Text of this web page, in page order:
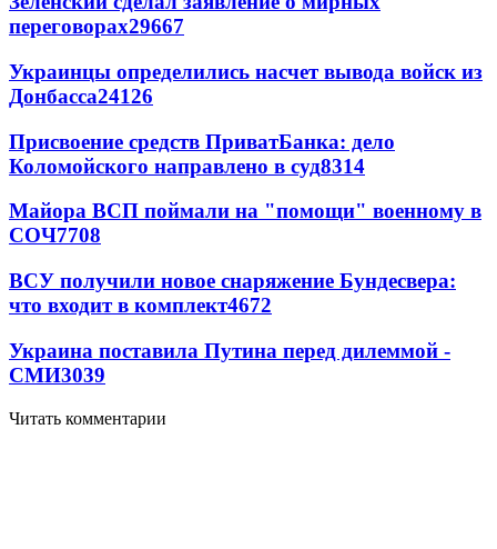
переговорах29667
Украинцы определились насчет вывода войск из
Донбасса24126
Присвоение средств ПриватБанка: дело
Коломойского направлено в суд8314
Майора ВСП поймали на "помощи" военному в
СОЧ7708
ВСУ получили новое снаряжение Бундесвера:
что входит в комплект4672
Украина поставила Путина перед дилеммой -
СМИ3039
Читать комментарии